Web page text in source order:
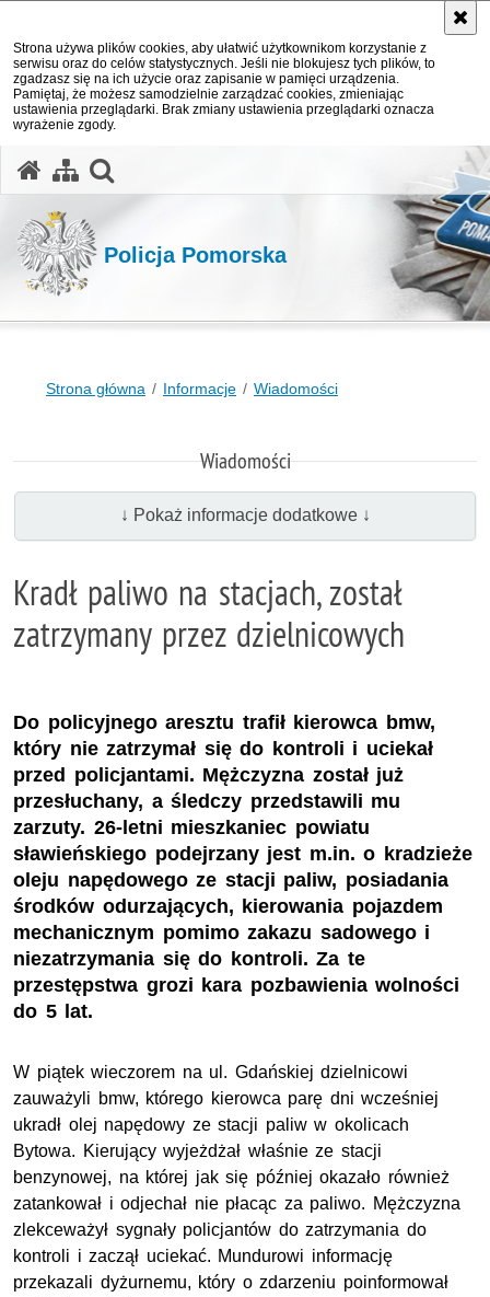
Strona używa plików cookies, aby ułatwić użytkownikom korzystanie z
serwisu oraz do celów statystycznych. Jeśli nie blokujesz tych plików, to
zgadzasz się na ich użycie oraz zapisanie w pamięci urządzenia.
Pamiętaj, że możesz samodzielnie zarządzać cookies, zmieniając
ustawienia przeglądarki. Brak zmiany ustawienia przeglądarki oznacza
wyrażenie zgody.
Policja Pomorska
Strona główna Informacje Wiadomości
Wiadomości
↓ Pokaż informacje dodatkowe ↓
Kradł paliwo na stacjach, został
zatrzymany przez dzielnicowych
Do policyjnego aresztu trafił kierowca bmw,
który nie zatrzymał się do kontroli i uciekał
przed policjantami. Mężczyzna został już
przesłuchany, a śledczy przedstawili mu
zarzuty. 26-letni mieszkaniec powiatu
sławieńskiego podejrzany jest m.in. o kradzieże
oleju napędowego ze stacji paliw, posiadania
środków odurzających, kierowania pojazdem
mechanicznym pomimo zakazu sadowego i
niezatrzymania się do kontroli. Za te
przestępstwa grozi kara pozbawienia wolności
do 5 lat.
W piątek wieczorem na ul. Gdańskiej dzielnicowi
zauważyli bmw, którego kierowca parę dni wcześniej
ukradł olej napędowy ze stacji paliw w okolicach
Bytowa. Kierujący wyjeżdżał właśnie ze stacji
benzynowej, na której jak się później okazało również
zatankował i odjechał nie płacąc za paliwo. Mężczyzna
zlekceważył sygnały policjantów do zatrzymania do
kontroli i zaczął uciekać. Mundurowi informację
przekazali dyżurnemu, który o zdarzeniu poinformował